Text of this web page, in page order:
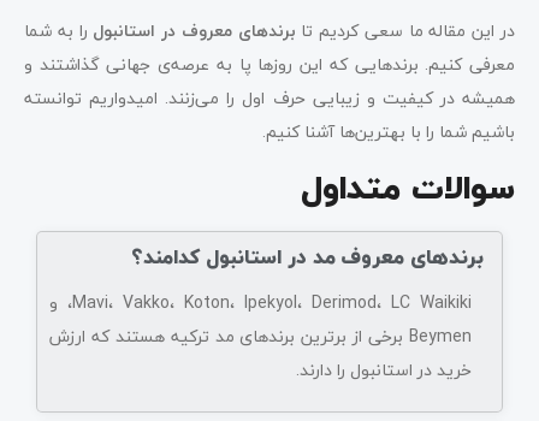
در این مقاله ما سعی کردیم تا برندهای معروف در استانبول را به شما
معرفی کنیم. برندهایی که این روزها پا به عرصه‌ی جهانی گذاشتند و
همیشه در کیفیت و زیبایی حرف اول را می‌زنند. امیدواریم توانسته
باشیم شما را با بهترین‌ها آشنا کنیم.
سوالات متداول
برندهای معروف مد در استانبول کدامند؟
Mavi، Vakko، Koton، Ipekyol، Derimod، LC Waikiki، و
Beymen برخی از برترین برندهای مد ترکیه هستند که ارزش
خرید در استانبول را دارند.